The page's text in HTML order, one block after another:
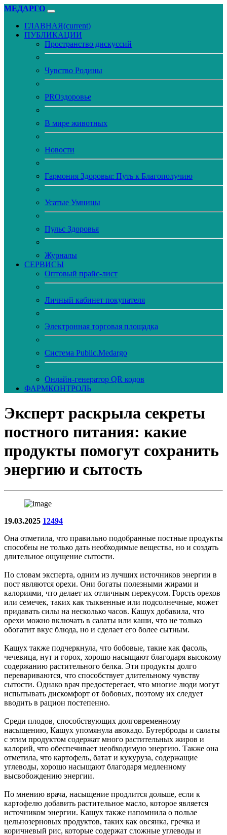
МЕДАРГО
ГЛАВНАЯ(current)
ПУБЛИКАЦИИ
Пространство дискуссий
Чувство Родины
PROздоровье
В мире животных
Новости
Гармония Здоровья: Путь к Благополучию
Усатые Умницы
Пульс Здоровья
Журналы
CЕРВИСЫ
Оптовый прайс-лист
Личный кабинет покупателя
Электронная торговая площадка
Система Public.Medargo
Онлайн-генератор QR кодов
ФАРМКОНТРОЛЬ
Эксперт раскрыла секреты
постного питания: какие
продукты помогут сохранить
энергию и сытость
19.03.2025 12494
Она отметила, что правильно подобранные постные продукты
способны не только дать необходимые вещества, но и создать
длительное ощущение сытости.
По словам эксперта, одним из лучших источников энергии в
пост являются орехи. Они богаты полезными жирами и
калориями, что делает их отличным перекусом. Горсть орехов
или семечек, таких как тыквенные или подсолнечные, может
придавать силы на несколько часов. Кашух добавила, что
орехи можно включать в салаты или каши, что не только
обогатит вкус блюда, но и сделает его более сытным.
Кашух также подчеркнула, что бобовые, такие как фасоль,
чечевица, нут и горох, хорошо насыщают благодаря высокому
содержанию растительного белка. Эти продукты долго
перевариваются, что способствует длительному чувству
сытости. Однако врач предостерегает, что многие люди могут
испытывать дискомфорт от бобовых, поэтому их следует
вводить в рацион постепенно.
Среди плодов, способствующих долговременному
насыщению, Кашух упомянула авокадо. Бутерброды и салаты
с этим продуктом содержат много растительных жиров и
калорий, что обеспечивает необходимую энергию. Также она
отметила, что картофель, батат и кукуруза, содержащие
углеводы, хорошо насыщают благодаря медленному
высвобождению энергии.
По мнению врача, насыщение продлится дольше, если к
картофелю добавить растительное масло, которое является
источником энергии. Кашух также напомнила о пользе
цельнозерновых продуктов, таких как овсянка, гречка и
коричневый рис, которые содержат сложные углеводы и